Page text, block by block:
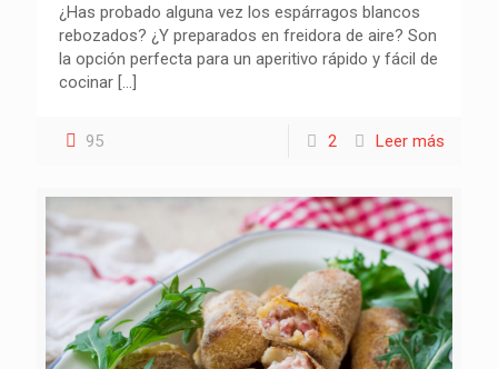
¿Has probado alguna vez los espárragos blancos
rebozados? ¿Y preparados en freidora de aire? Son
la opción perfecta para un aperitivo rápido y fácil de
cocinar […]
95 2 Leer más